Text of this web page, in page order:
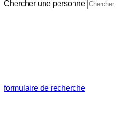
Chercher une personne
formulaire de recherche